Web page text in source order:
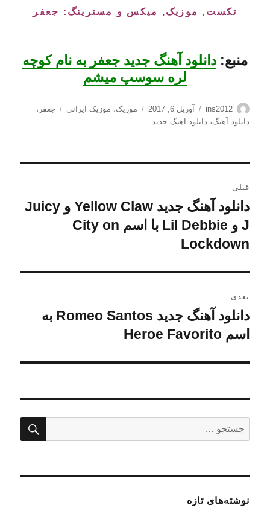
تکست, موزیک, میکس و مسترینگ: جعفر
منبع: دانلود آهنگ جدید جعفر به نام کوچه
لره سوسپ میشم
نویسنده
ins2012
ارسال
شده
آوریل 6, 2017 دسته‌ها
موزیک، موزیک ایرانی برچسب‌ها
جعفر ،
دانلود آهنگ، دانلود اهنگ جدید
نوشته
قبلی
نوشته
قبلی:
دانلود آهنگ جدید Yellow Claw و Juicy
J و Lil Debbie با اسم City on
Lockdown
بعدی
نوشته
بعدی:
دانلود آهنگ جدید Romeo Santos به
اسم Heroe Favorito
برای:
نوشته‌های تازه